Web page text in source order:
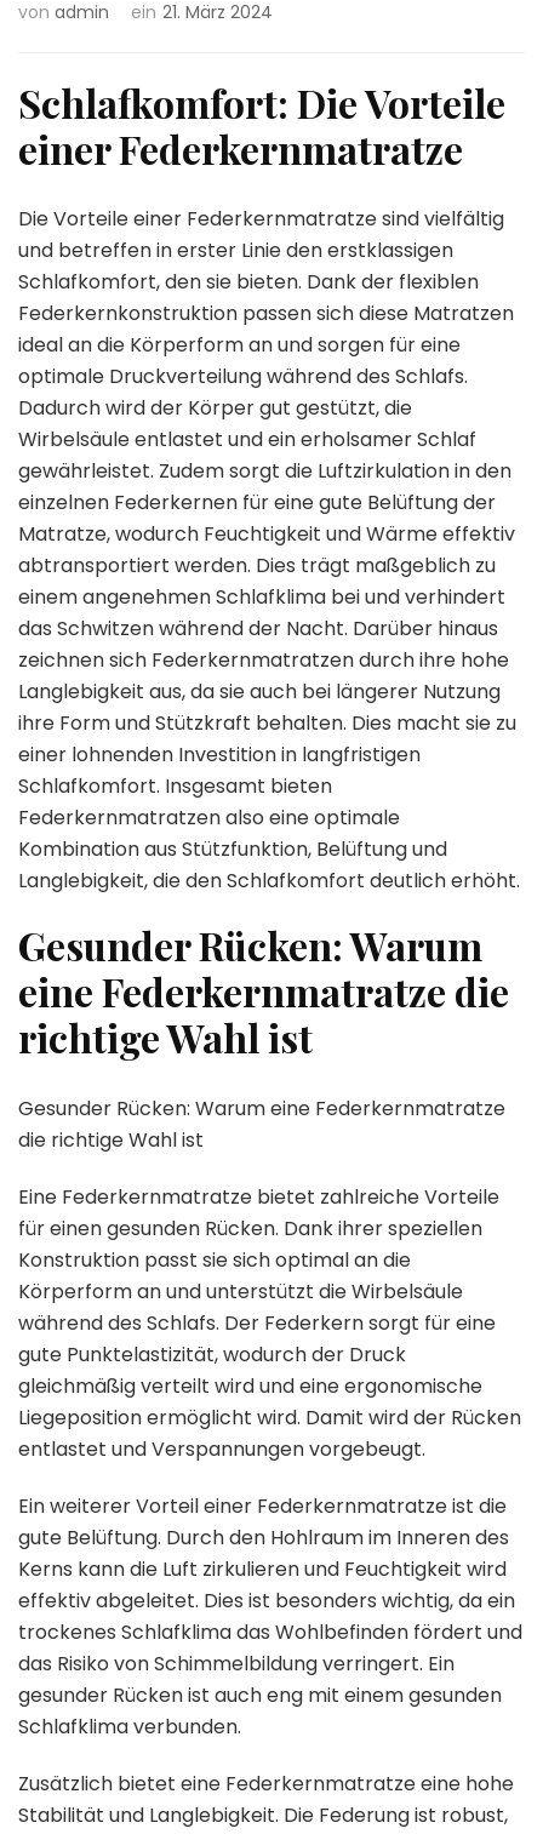
von admin ein 21. März 2024
Schlafkomfort: Die Vorteile
einer Federkernmatratze
Die Vorteile einer Federkernmatratze sind vielfältig
und betreffen in erster Linie den erstklassigen
Schlafkomfort, den sie bieten. Dank der flexiblen
Federkernkonstruktion passen sich diese Matratzen
ideal an die Körperform an und sorgen für eine
optimale Druckverteilung während des Schlafs.
Dadurch wird der Körper gut gestützt, die
Wirbelsäule entlastet und ein erholsamer Schlaf
gewährleistet. Zudem sorgt die Luftzirkulation in den
einzelnen Federkernen für eine gute Belüftung der
Matratze, wodurch Feuchtigkeit und Wärme effektiv
abtransportiert werden. Dies trägt maßgeblich zu
einem angenehmen Schlafklima bei und verhindert
das Schwitzen während der Nacht. Darüber hinaus
zeichnen sich Federkernmatratzen durch ihre hohe
Langlebigkeit aus, da sie auch bei längerer Nutzung
ihre Form und Stützkraft behalten. Dies macht sie zu
einer lohnenden Investition in langfristigen
Schlafkomfort. Insgesamt bieten
Federkernmatratzen also eine optimale
Kombination aus Stützfunktion, Belüftung und
Langlebigkeit, die den Schlafkomfort deutlich erhöht.
Gesunder Rücken: Warum
eine Federkernmatratze die
richtige Wahl ist
Gesunder Rücken: Warum eine Federkernmatratze
die richtige Wahl ist
Eine Federkernmatratze bietet zahlreiche Vorteile
für einen gesunden Rücken. Dank ihrer speziellen
Konstruktion passt sie sich optimal an die
Körperform an und unterstützt die Wirbelsäule
während des Schlafs. Der Federkern sorgt für eine
gute Punktelastizität, wodurch der Druck
gleichmäßig verteilt wird und eine ergonomische
Liegeposition ermöglicht wird. Damit wird der Rücken
entlastet und Verspannungen vorgebeugt.
Ein weiterer Vorteil einer Federkernmatratze ist die
gute Belüftung. Durch den Hohlraum im Inneren des
Kerns kann die Luft zirkulieren und Feuchtigkeit wird
effektiv abgeleitet. Dies ist besonders wichtig, da ein
trockenes Schlafklima das Wohlbefinden fördert und
das Risiko von Schimmelbildung verringert. Ein
gesunder Rücken ist auch eng mit einem gesunden
Schlafklima verbunden.
Zusätzlich bietet eine Federkernmatratze eine hohe
Stabilität und Langlebigkeit. Die Federung ist robust,